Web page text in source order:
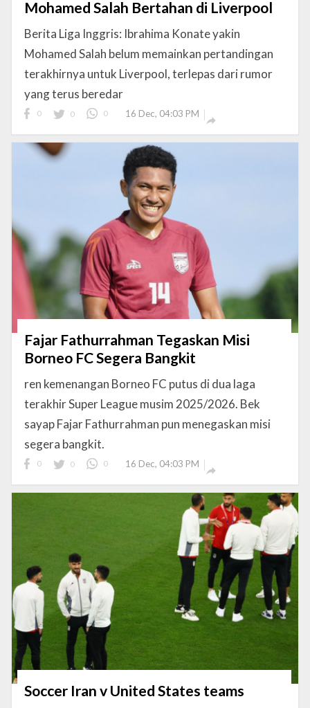
Mohamed Salah Bertahan di Liverpool
Berita Liga Inggris: Ibrahima Konate yakin
Mohamed Salah belum memainkan pertandingan
terakhirnya untuk Liverpool, terlepas dari rumor
yang terus beredar
0 0 0 16 Dec, 04:03 PM

Fajar Fathurrahman Tegaskan Misi
Borneo FC Segera Bangkit
ren kemenangan Borneo FC putus di dua laga
terakhir Super League musim 2025/2026. Bek
sayap Fajar Fathurrahman pun menegaskan misi
segera bangkit.
0 0 0 16 Dec, 04:03 PM

Soccer Iran v United States teams